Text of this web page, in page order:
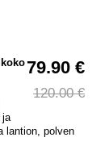
79.90 €
120.00 €
ja
lantion, polven